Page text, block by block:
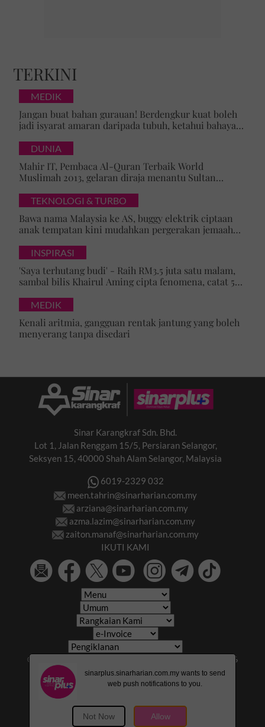
TERKINI
MEDIK
Jangan buat bahan gurauan! Berdengkur kuat boleh
jadi isyarat amaran daripada tubuh, ketahui bahaya
DUNIA
Mahir IT, Pembaca Al-Quran Terbaik World
Muslimah 2013, gelaran diraja menantu Sultan
merta
TEKNOLOGI & TURBO
Bawa nama Malaysia ke AS, buggy elektrik ciptaan
anak tempatan kini mudahkan pergerakan jemaah
INSPIRASI
'Saya terhutang budi' - Raih RM3.5 juta satu malam,
sambal bilis Khairul Aming cipta fenomena, catat 5
MEDIK
Kenali aritmia, gangguan rentak jantung yang boleh
menyerang tanpa disedari
Sinar Karangkraf Sdn. Bhd.
Lot 1, Jalan Renggam 15/5, Persiaran Selangor,
Seksyen 15, 40000 Shah Alam Selangor, Malaysia
6019-2329 032
meen.tahrin@sinarharian.com.my
arziana@sinarharian.com.my
azma.lazim@sinarharian.com.my
zaiton.manaf@sinarharian.com.my
IKUTI KAMI
© 2026 All Rights Reserved • Karangkraf Group • © 2026
Hakcipta Terpelihara • Kumpulan Karangkraf